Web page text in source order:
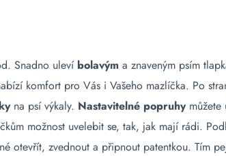
Snadno ulevíbolavým a znaveným psím
komfort pro Vás i Vašeho mazlíčka. Po
na psí výkaly. Nastavitelné popruhymůžete
možnost uvelebit se, tak, jak mají rádi.
otevřít, zvednout a připnout patentkou. Tím